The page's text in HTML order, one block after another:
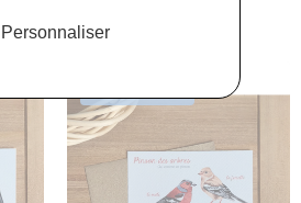
Personnaliser